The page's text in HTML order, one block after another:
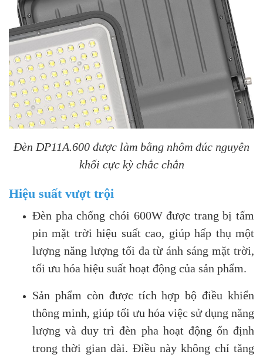
Đèn DP11A.600 được làm bằng nhôm đúc nguyên
khối cực kỳ chắc chắn
Hiệu suất vượt trội
Đèn pha chống chói 600W được trang bị tấm
pin mặt trời hiệu suất cao, giúp hấp thụ một
lượng năng lượng tối đa từ ánh sáng mặt trời,
tối ưu hóa hiệu suất hoạt động của sản phẩm.
Sản phẩm còn được tích hợp bộ điều khiển
thông minh, giúp tối ưu hóa việc sử dụng năng
lượng và duy trì đèn pha hoạt động ổn định
trong thời gian dài. Điều này không chỉ tăng